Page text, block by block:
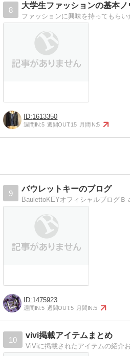
8
大学生ファッションの基本ノ
ファッションに興味を持ってもらい
1613350
週間IN:5 週間OUT:15 月間IN:5
9
バウレットキーのブログ
1475923
週間IN:5 週間OUT:5 月間IN:5
10
vivi掲載アイテムまとめ